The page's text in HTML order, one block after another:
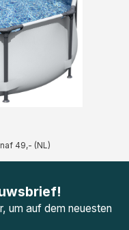
49,- (NL)
um auf dem neuesten